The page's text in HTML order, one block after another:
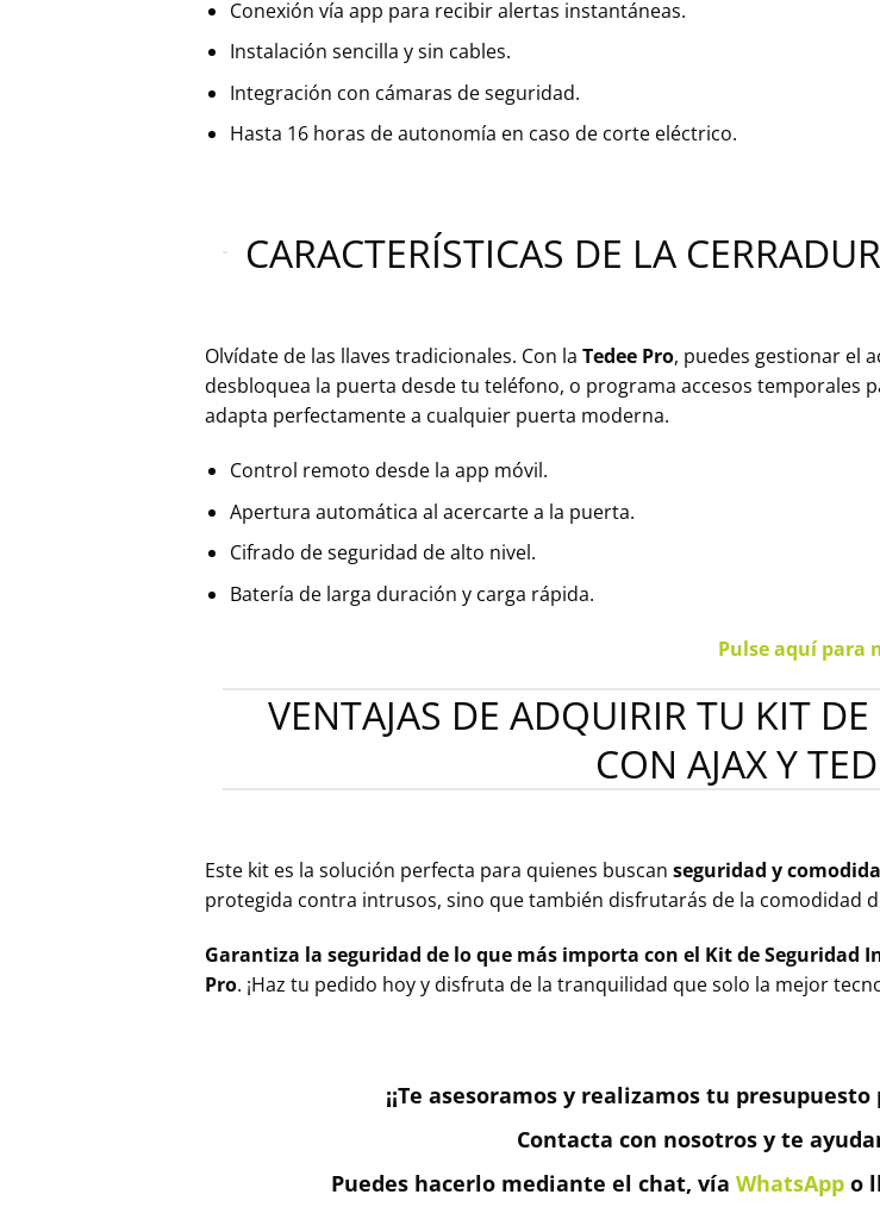
Conexión vía app para recibir alertas instantáneas.
Instalación sencilla y sin cables.
Integración con cámaras de seguridad.
Hasta 16 horas de autonomía en caso de corte eléctrico.
CARACTERÍSTICAS DE LA
Olvídate de las llaves tradicionales. Con la Tedee Pro, puedes gestionar el
desbloquea la puerta desde tu teléfono, o programa accesos temporales
adapta perfectamente a cualquier puerta moderna.
Control remoto desde la app móvil.
Apertura automática al acercarte a la puerta.
Cifrado de seguridad de alto nivel.
Batería de larga duración y carga rápida.
Pulse aquí para
VENTAJAS DE ADQUIRIR TU KIT
CON AJAX Y
Este kit es la solución perfecta para quienes buscan seguridad y
protegida contra intrusos, sino que también disfrutarás de la comodidad
Garantiza la seguridad de lo que más importa con el Kit de Seguridad
Pro. ¡Haz tu pedido hoy y disfruta de la tranquilidad que solo la mejor
¡¡Te asesoramos y realizamos tu
Contacta con nosotros y te
Puedes hacerlo mediante el chat, vía WhatsAppo